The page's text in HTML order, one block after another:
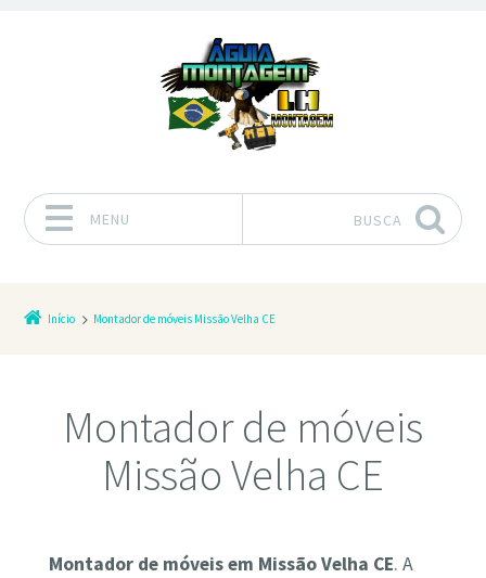
MENU BUSCA
Início Montador de móveis Missão Velha CE
Montador de móveis
Missão Velha CE
Montador de móveis em Missão Velha CE. A